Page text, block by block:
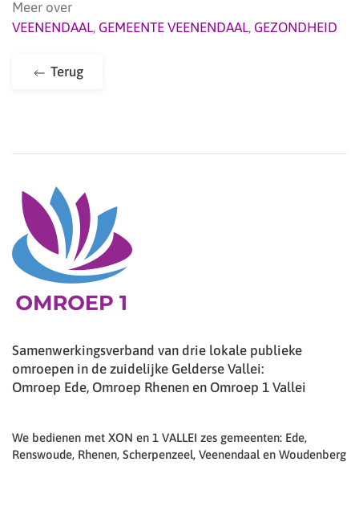
Meer over
VEENENDAAL, GEMEENTE VEENENDAAL, GEZONDHEID
Terug
Samenwerkingsverband van drie lokale publieke
omroepen in de zuidelijke Gelderse Vallei:
Omroep Ede, Omroep Rhenen en Omroep 1 Vallei
We bedienen met XON en 1 VALLEI zes gemeenten: Ede,
Renswoude, Rhenen, Scherpenzeel, Veenendaal en Woudenberg